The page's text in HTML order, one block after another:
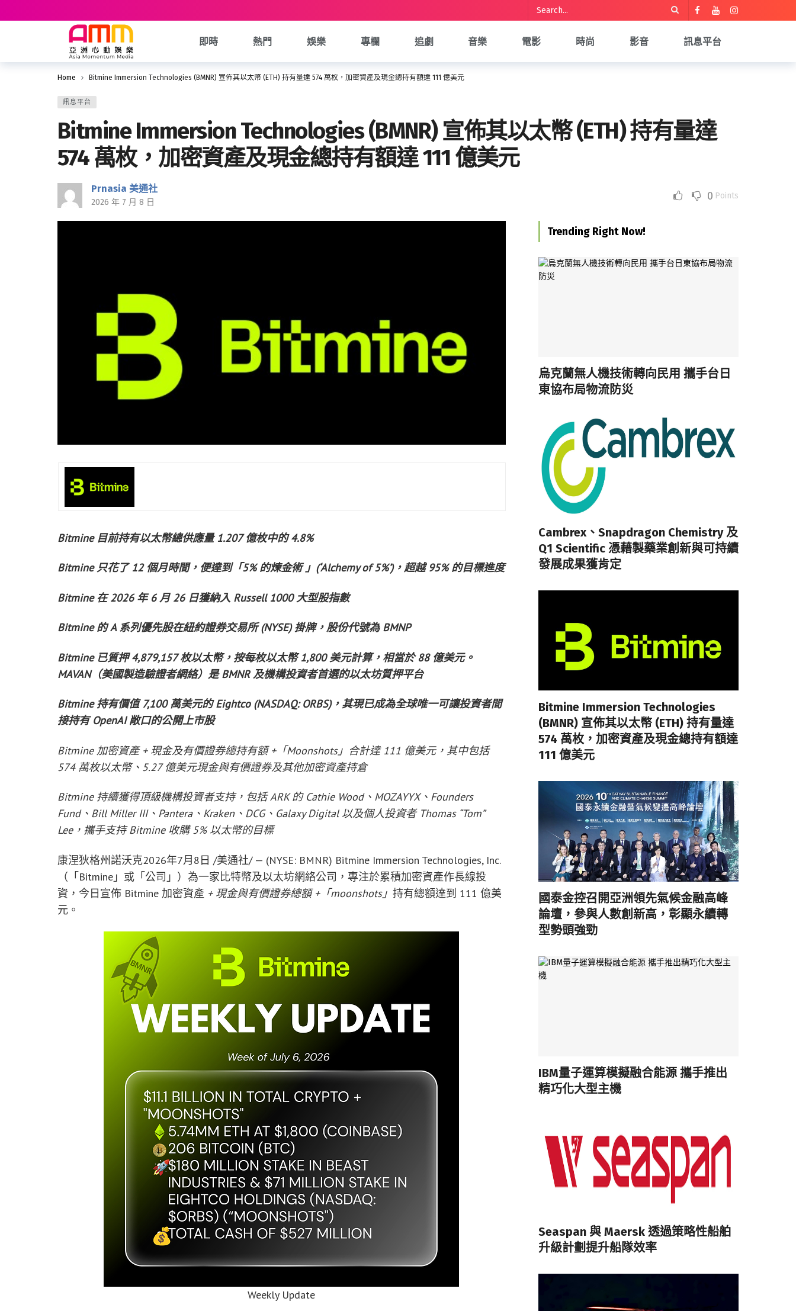
即時 熱門 娛樂 專欄 追劇 音樂 電影 時尚 影音 訊息平台
Home Bitmine Immersion Technologies (BMNR) 宣佈其以太幣 (ETH) 持有量達 574 萬枚，加密資產及現金總持有額達 111 億美元
訊息平台
Bitmine Immersion Technologies (BMNR) 宣佈其以太幣 (ETH) 持有量達
574 萬枚，加密資產及現金總持有額達 111 億美元
Prnasia 美通社
2026 年 7 月 8 日 0 Points
Bitmine 目前持有以太幣總供應量 1.207 億枚中的 4.8%
Bitmine 只花了 12 個月時間，便達到「5% 的煉金術 」(‘Alchemy of 5%’)，超越 95% 的目標進度
Bitmine 在 2026 年 6 月 26 日獲納入 Russell 1000 大型股指數
Bitmine 的 A 系列優先股在紐約證券交易所 (NYSE) 掛牌，股份代號為 BMNP
Bitmine 已質押 4,879,157 枚以太幣，按每枚以太幣 1,800 美元計算，相當於 88 億美元。
MAVAN（美國製造驗證者網絡）是 BMNR 及機構投資者首選的以太坊質押平台
Bitmine 持有價值 7,100 萬美元的 Eightco (NASDAQ: ORBS)，其現已成為全球唯一可讓投資者間
接持有 OpenAI 敞口的公開上市股
Bitmine 加密資產 + 現金及有價證券總持有額 +「Moonshots」合計達 111 億美元，其中包括
574 萬枚以太幣、5.27 億美元現金與有價證券及其他加密資產持倉
Bitmine 持續獲得頂級機構投資者支持，包括 ARK 的 Cathie Wood、MOZAYYX、Founders
Fund、Bill Miller III、Pantera、Kraken、DCG、Galaxy Digital 以及個人投資者 Thomas “Tom”
Lee，攜手支持 Bitmine 收購 5% 以太幣的目標
康涅狄格州諾沃克2026年7月8日 /美通社/ — (NYSE: BMNR) Bitmine Immersion Technologies, Inc.
（「Bitmine」或「公司」）為一家比特幣及以太坊網絡公司，專注於累積加密資產作長線投
資，今日宣佈 Bitmine 加密資產 + 現金與有價證券總額 +「moonshots」 持有總額達到 111 億美
元。
Weekly Update
Trending Right Now!
烏克蘭無人機技術轉向民用 攜手台日
東協布局物流防災
Cambrex、Snapdragon Chemistry 及
Q1 Scientific 憑藉製藥業創新與可持續
發展成果獲肯定
Bitmine Immersion Technologies
(BMNR) 宣佈其以太幣 (ETH) 持有量達
574 萬枚，加密資產及現金總持有額達
111 億美元
國泰金控召開亞洲領先氣候金融高峰
論壇，參與人數創新高，彰顯永續轉
型勢頭強勁
IBM量子運算模擬融合能源 攜手推出
精巧化大型主機
Seaspan 與 Maersk 透過策略性船舶
升級計劃提升船隊效率